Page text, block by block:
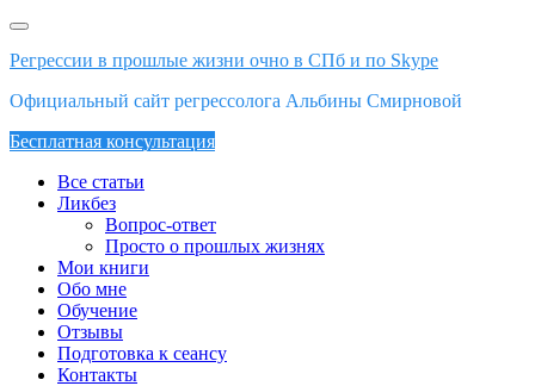
Skip
content
Регрессии в прошлые жизни очно в СПб и по Skype
Официальный сайт регрессолога Альбины Смирновой
Бесплатная консультация
Все статьи
Ликбез
Вопрос-ответ
Просто о прошлых жизнях
Мои книги
Обо мне
Обучение
Отзывы
Подготовка к сеансу
Контакты